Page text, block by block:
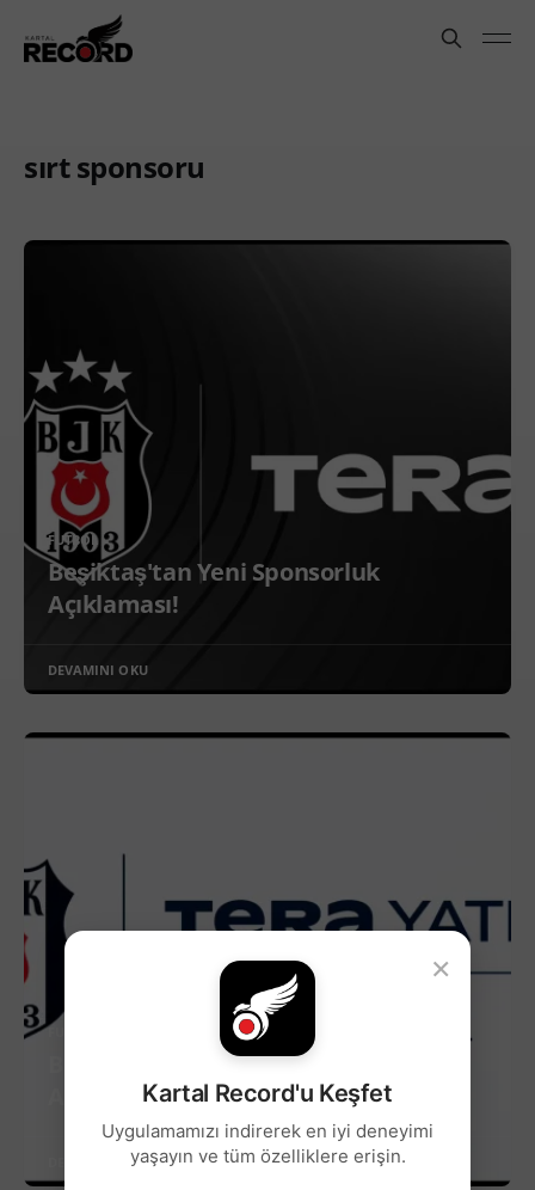
sırt sponsoru
FUTBOL
Beşiktaş'tan Yeni Sponsorluk
Açıklaması!
DEVAMINI OKU
FUTBOL
Beşiktaş'tan Yeni Sponsorluk
Anlaşması!
DEVAMINI OKU
×
Kartal Record'u Keşfet
Uygulamamızı indirerek en iyi deneyimi
yaşayın ve tüm özelliklere erişin.